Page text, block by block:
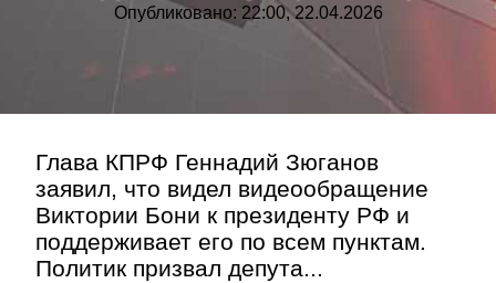
Опубликовано: 22:00, 22.04.2026
Глава КПРФ Геннадий Зюганов
заявил, что видел видеообращение
Виктории Бони к президенту РФ и
поддерживает его по всем пунктам.
Политик призвал депута...
Контакт»